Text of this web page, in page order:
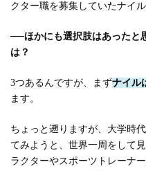
クター職を募集していたナイ
──ほかにも選択肢はあったと
は？
3つあるんですが、まずナイル
ます。
ちょっと遡りますが、大学時
てみようと、世界一周をして
ラクターやスポーツトレーナ